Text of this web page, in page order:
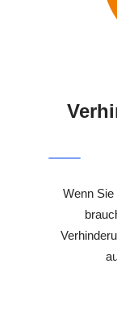
Wenn Sie